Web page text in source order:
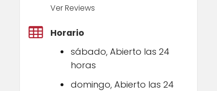
Ver Reviews
Horario
sábado, Abierto las 24
horas
domingo, Abierto las 24